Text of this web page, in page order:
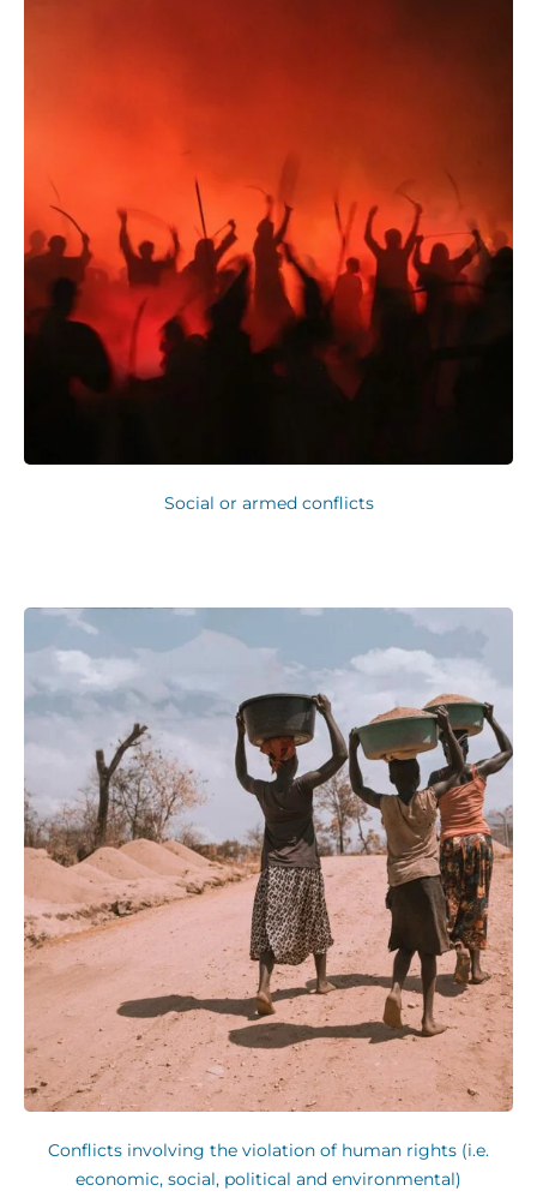
Social or armed conflicts
Conflicts involving the violation of human rights (i.e.
economic, social, political and environmental)